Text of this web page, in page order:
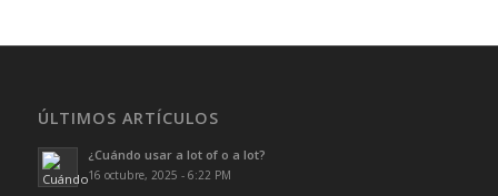
ÚLTIMOS ARTÍCULOS
¿Cuándo usar a lot of o a lot?
16 octubre, 2025 - 6:22 PM